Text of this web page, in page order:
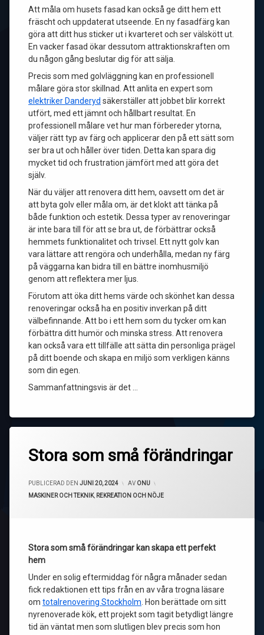
Att måla om husets fasad kan också ge ditt hem ett
fräscht och uppdaterat utseende. En ny fasadfärg kan
göra att ditt hus sticker ut i kvarteret och ser välskött ut.
En vacker fasad ökar dessutom attraktionskraften om
du någon gång beslutar dig för att sälja.
Precis som med golvläggning kan en professionell
målare göra stor skillnad. Att anlita en expert som
elektriker Danderyd säkerställer att jobbet blir korrekt
utfört, med ett jämnt och hållbart resultat. En
professionell målare vet hur man förbereder ytorna,
väljer rätt typ av färg och applicerar den på ett sätt som
ser bra ut och håller över tiden. Detta kan spara dig
mycket tid och frustration jämfört med att göra det
själv.
När du väljer att renovera ditt hem, oavsett om det är
att byta golv eller måla om, är det klokt att tänka på
både funktion och estetik. Dessa typer av renoveringar
är inte bara till för att se bra ut, de förbättrar också
hemmets funktionalitet och trivsel. Ett nytt golv kan
vara lättare att rengöra och underhålla, medan ny färg
på väggarna kan bidra till en bättre inomhusmiljö
genom att reflektera mer ljus.
Förutom att öka ditt hems värde och skönhet kan dessa
renoveringar också ha en positiv inverkan på ditt
välbefinnande. Att bo i ett hem som du tycker om kan
förbättra ditt humör och minska stress. Att renovera
kan också vara ett tillfälle att sätta din personliga prägel
på ditt boende och skapa en miljö som verkligen känns
som din egen.
Sammanfattningsvis är det …
Stora som små förändringar
PUBLICERAD DEN JUNI 20, 2024 AV ONU
KATEGORIER:
MASKINER OCH TEKNIK, REKREATION OCH NÖJE
Stora som små förändringar kan skapa ett perfekt
hem
Under en solig eftermiddag för några månader sedan
fick redaktionen ett tips från en av våra trogna läsare
om totalrenovering Stockholm . Hon berättade om sitt
nyrenoverade kök, ett projekt som tagit betydligt längre
tid än väntat men som slutligen blev precis som hon